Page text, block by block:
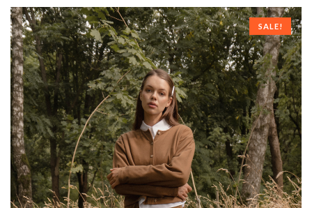
SALE!